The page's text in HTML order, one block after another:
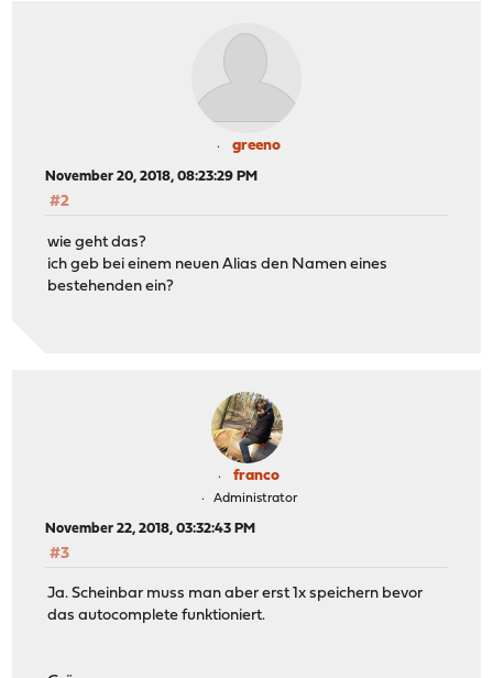
greeno
November 20, 2018, 08:23:29 PM
#2
wie geht das?
ich geb bei einem neuen Alias den Namen eines
bestehenden ein?
franco
Administrator
November 22, 2018, 03:32:43 PM
#3
Ja. Scheinbar muss man aber erst 1x speichern bevor
das autocomplete funktioniert.